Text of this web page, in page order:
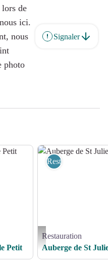
lors de
ici.
nous
photo
Signaler
Petit
Auberge de St Julien_1 -
Restauration
Restauration
Auberge de St